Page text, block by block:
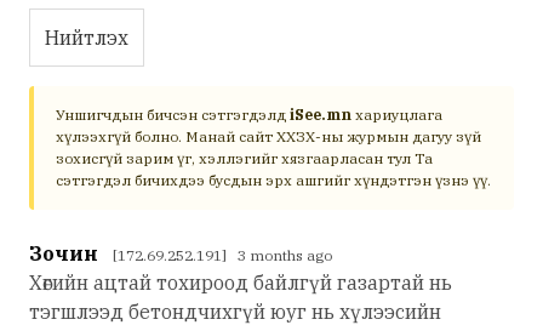
Нийтлэх
Уншигчдын бичсэн сэтгэгдэлд iSee.mn хариуцлага
хүлээхгүй болно. Манай сайт ХХЗХ-ны журмын дагуу зүй
зохисгүй зарим үг, хэллэгийг хязгаарласан тул Та
сэтгэгдэл бичихдээ бусдын эрх ашгийг хүндэтгэн үзнэ үү.
Зочин [172.69.252.191] 3 months ago
Хөгийн ацтай тохироод байлгүй газартай нь
тэгшлээд бетондчихгүй юуг нь хүлээсийн